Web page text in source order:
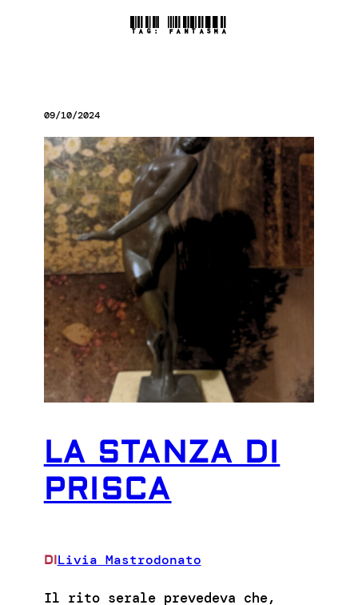
TAG: FANTASMA
09/10/2024
LA STANZA DI
PRISCA
DILivia Mastrodonato
Il rito serale prevedeva che,